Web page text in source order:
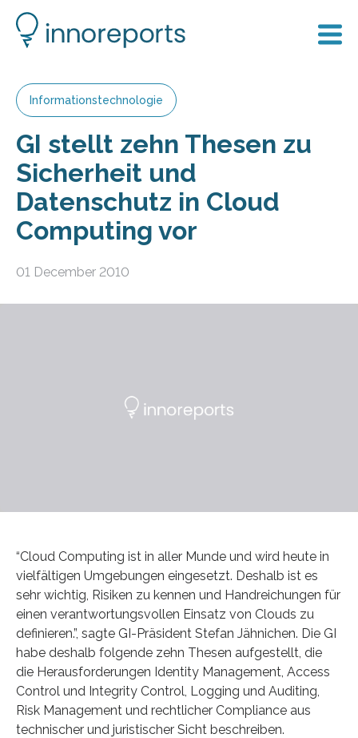
Informationstechnologie
GI stellt zehn Thesen zu
Sicherheit und
Datenschutz in Cloud
Computing vor
01 December 2010
“Cloud Computing ist in aller Munde und wird heute in
vielfältigen Umgebungen eingesetzt. Deshalb ist es
sehr wichtig, Risiken zu kennen und Handreichungen für
einen verantwortungsvollen Einsatz von Clouds zu
definieren.”, sagte GI-Präsident Stefan Jähnichen. Die GI
habe deshalb folgende zehn Thesen aufgestellt, die
die Herausforderungen Identity Management, Access
Control und Integrity Control, Logging und Auditing,
Risk Management und rechtlicher Compliance aus
technischer und juristischer Sicht beschreiben.